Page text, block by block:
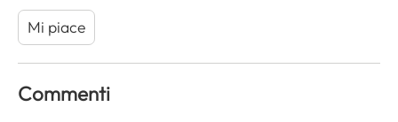
Mi piace
Commenti